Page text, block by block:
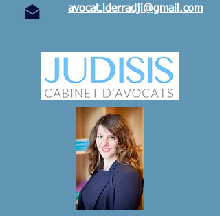
avocat.lderradji@gmail.com